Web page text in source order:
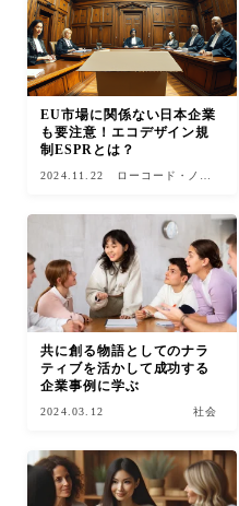
EU市場に関係ない日本企業
も要注意！エコデザイン規
制ESPRとは？
2024.11.22
ローコード・ノー
共に創る物語としてのナラ
ティブを活かして成功する
企業事例に学ぶ
2024.03.12 社会